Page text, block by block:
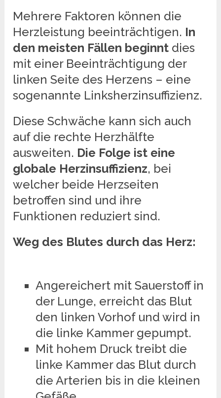
Mehrere Faktoren können die
Herzleistung beeinträchtigen. In
den meisten Fällen beginnt dies
mit einer Beeinträchtigung der
linken Seite des Herzens – eine
sogenannte Linksherzinsuffizienz.
Diese Schwäche kann sich auch
auf die rechte Herzhälfte
ausweiten. Die Folge ist eine
globale Herzinsuffizienz, bei
welcher beide Herzseiten
betroffen sind und ihre
Funktionen reduziert sind.
Weg des Blutes durch das Herz:
Angereichert mit Sauerstoff in
der Lunge, erreicht das Blut
den linken Vorhof und wird in
die linke Kammer gepumpt.
Mit hohem Druck treibt die
linke Kammer das Blut durch
die Arterien bis in die kleinen